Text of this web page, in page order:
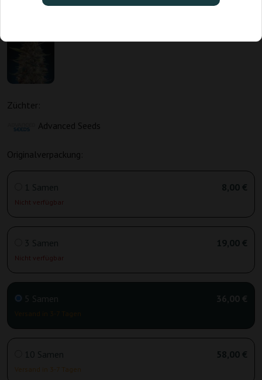
Züchter:
Advanced Seeds
Originalverpackung:
1 Samen
Nicht verfügbar
8,00 €
3 Samen
Nicht verfügbar
19,00 €
5 Samen
Versand in 3-7 Tagen
36,00 €
10 Samen
Versand in 3-7 Tagen
58,00 €